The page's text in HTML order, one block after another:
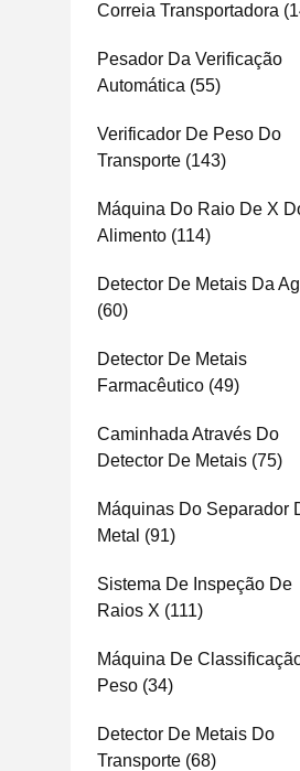
Correia Transportadora
Pesador Da Verificação
Automática (55)
Verificador De Peso Do
Transporte (143)
Máquina Do Raio De X
Alimento (114)
Detector De Metais Da
(60)
Detector De Metais
Farmacêutico (49)
Caminhada Através Do
Detector De Metais (75)
Máquinas Do Separador
Metal (91)
Sistema De Inspeção De
Raios X (111)
Máquina De
Peso (34)
Detector De Metais Do
Transporte (68)